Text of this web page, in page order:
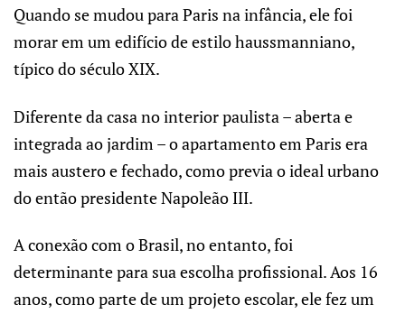
Quando se mudou para Paris na infância, ele foi
morar em um edifício de estilo haussmanniano,
típico do século XIX.
Diferente da casa no interior paulista – aberta e
integrada ao jardim – o apartamento em Paris era
mais austero e fechado, como previa o ideal urbano
do então presidente Napoleão III.
A conexão com o Brasil, no entanto, foi
determinante para sua escolha profissional. Aos 16
anos, como parte de um projeto escolar, ele fez um